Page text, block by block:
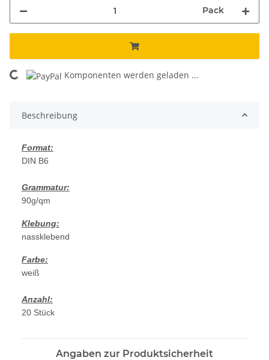
Pack
Loading... Komponenten werden geladen ...
Beschreibung
Format:
DIN B6
Grammatur:
90g/qm
Klebung:
nassklebend
Farbe:
weiß
Anzahl:
20 Stück
Angaben zur Produktsicherheit